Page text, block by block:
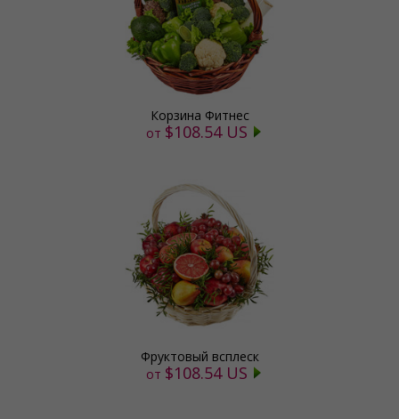
Корзина Фитнес
от $108.54 US
Фруктовый всплеск
от $108.54 US